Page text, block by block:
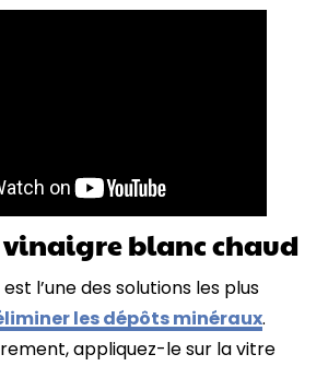
blanc chaud
l’une des solutions les plus
les dépôts minéraux.
appliquez-le sur la vitre